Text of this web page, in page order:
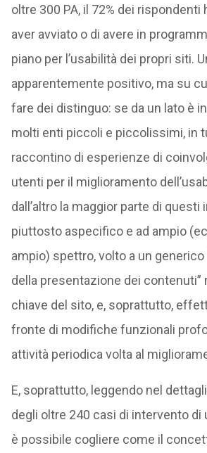
oltre 300 PA, il 72% dei
aver avviato o di avere in
piano per l’usabilità dei propri siti.
apparentemente positivo, ma su
fare dei distinguo: se da un lato è
molti enti piccoli e piccolissimi, in
raccontino di esperienze di
utenti per il miglioramento
dall’altro la maggior parte di questi
piuttosto aspecifico e ad ampio
ampio) spettro, volto a un
della presentazione dei contenuti”
chiave del sito, e, soprattutto,
fronte di modifiche funzionali
attività periodica volta al
E, soprattutto, leggendo nel
degli oltre 240 casi di intervento di
è possibile cogliere come il